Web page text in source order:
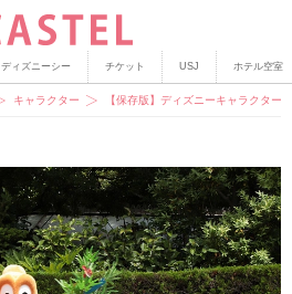
ディズニーシー チケット USJ ホテル空室
キャラクター 【保存版】ディズニーキャラクター